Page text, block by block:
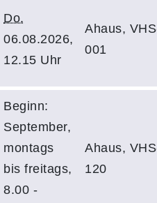
Do.
06.08.2026,
12.15 Uhr
Ahaus,
001
Beginn:
September,
montags
bis freitags,
8.00 -
Ahaus,
120